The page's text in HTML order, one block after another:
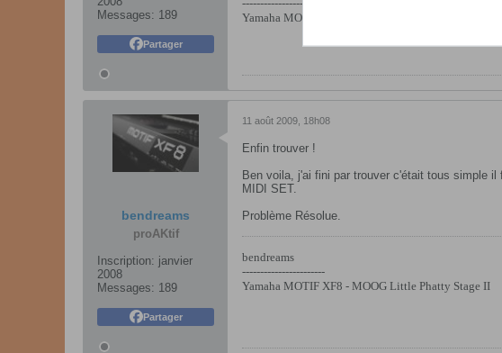
Messages: 189
Partager
-----------------------
Yamaha MOTIF XF8 - MOOG Little Phatty Stage II
bendreams
proAKtif
Inscription: janvier
2008
Messages: 189
Partager
11 août 2009, 18h08
Enfin trouver !
Ben voila, j'ai fini par trouver c'était tous simple
MIDI SET.
Problème Résolue.
bendreams
-----------------------
Yamaha MOTIF XF8 - MOOG Little Phatty Stage II